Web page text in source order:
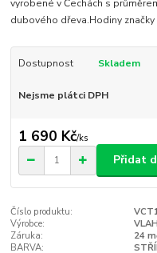
vyrobené v Čechách s
dubového dřeva.Hodiny značky
Dostupnost Skladem
Nejsme plátci DPH
1 690 Kč/ks
Přidat
Číslo produktu:
Výrobce:
Záruka:
24
BARVA: